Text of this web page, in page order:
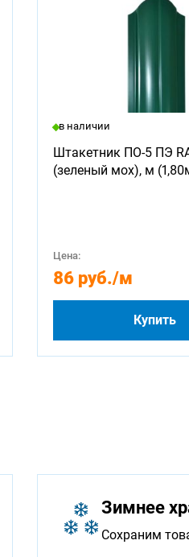
в наличии
Штакетник ПО-5 ПЭ
(зеленый мох), м
Цена:
86 руб./м
Купить
Зимнее
Сохраним